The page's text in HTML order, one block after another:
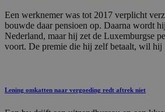
Een werknemer was tot 2017 verplicht
bouwde daar pensioen op. Daarna wordt
Nederland, maar hij zet de Luxemburgse
voort. De premie die hij zelf betaalt, wil hij
Lening omkatten naar vergoeding redt aftrek niet